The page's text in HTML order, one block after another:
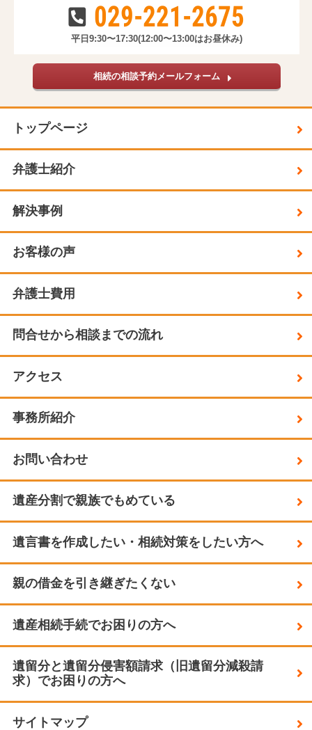
029-221-2675
平日9:30〜17:30(12:00〜13:00はお昼休み)
相続の相談予約メールフォーム
トップページ
弁護士紹介
解決事例
お客様の声
弁護士費用
問合せから相談までの流れ
アクセス
事務所紹介
お問い合わせ
遺産分割で親族でもめている
遺言書を作成したい・相続対策をしたい方へ
親の借金を引き継ぎたくない
遺産相続手続でお困りの方へ
遺留分と遺留分侵害額請求（旧遺留分減殺請
求）でお困りの方へ
サイトマップ